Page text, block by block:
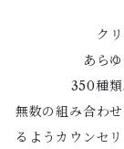
ク
あら
350種類
無数の組み合わ
るようカウンセ